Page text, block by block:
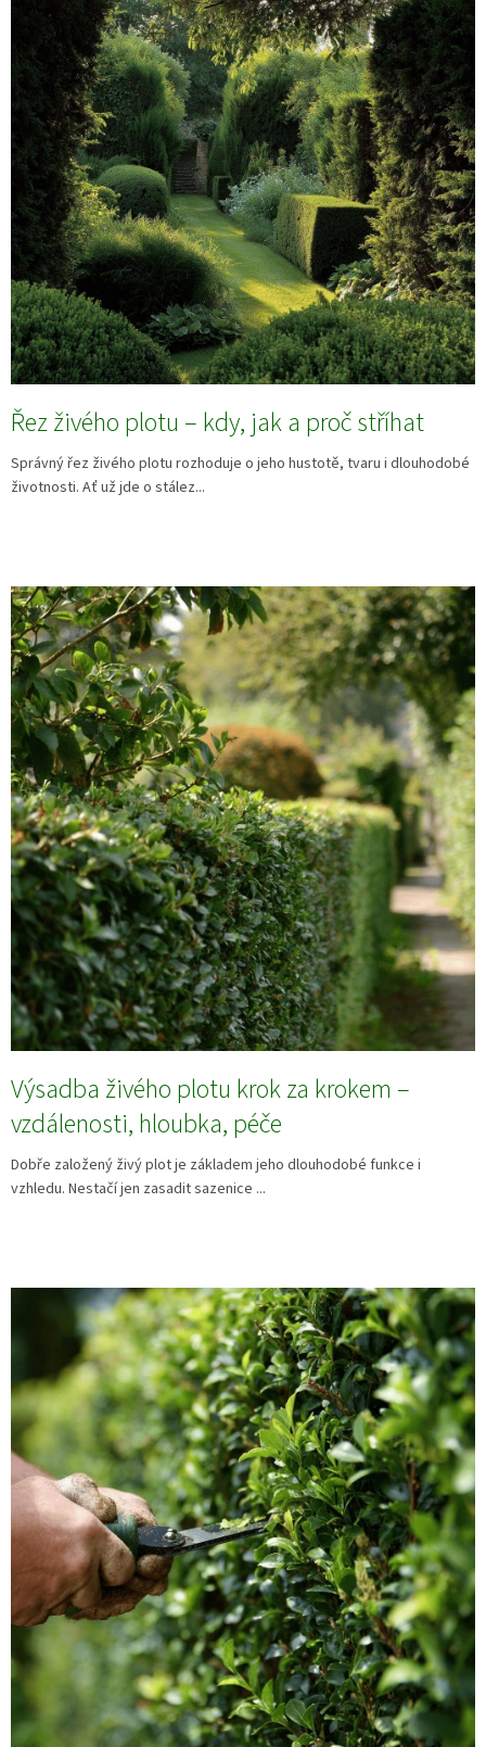
Řez živého plotu – kdy, jak a proč stříhat
Správný řez živého plotu rozhoduje o jeho hustotě, tvaru i dlouhodobé
životnosti. Ať už jde o stález...
Výsadba živého plotu krok za krokem –
vzdálenosti, hloubka, péče
Dobře založený živý plot je základem jeho dlouhodobé funkce i
vzhledu. Nestačí jen zasadit sazenice ...